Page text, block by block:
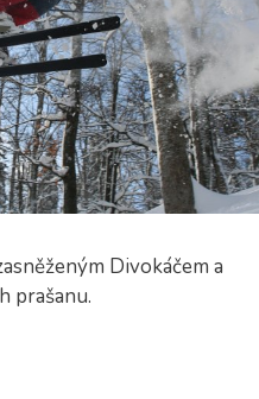
Divokáčem a
prašanu.